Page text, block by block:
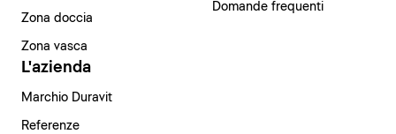
Zona doccia
Zona vasca
Domande frequenti
L'azienda
Marchio Duravit
Referenze